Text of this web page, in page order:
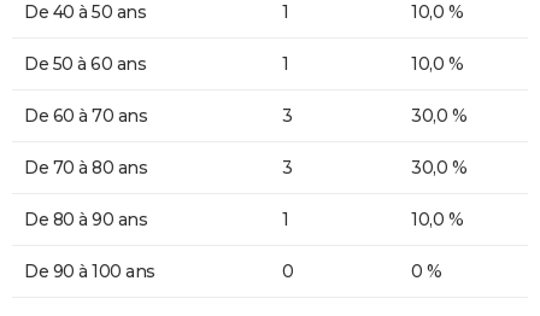
De 40 à 50 ans 1 10,0 %
De 50 à 60 ans 1 10,0 %
De 60 à 70 ans 3 30,0 %
De 70 à 80 ans 3 30,0 %
De 80 à 90 ans 1 10,0 %
De 90 à 100 ans 0 0 %